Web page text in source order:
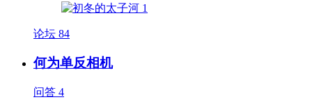
论坛 84
何为单反相机
问答 4